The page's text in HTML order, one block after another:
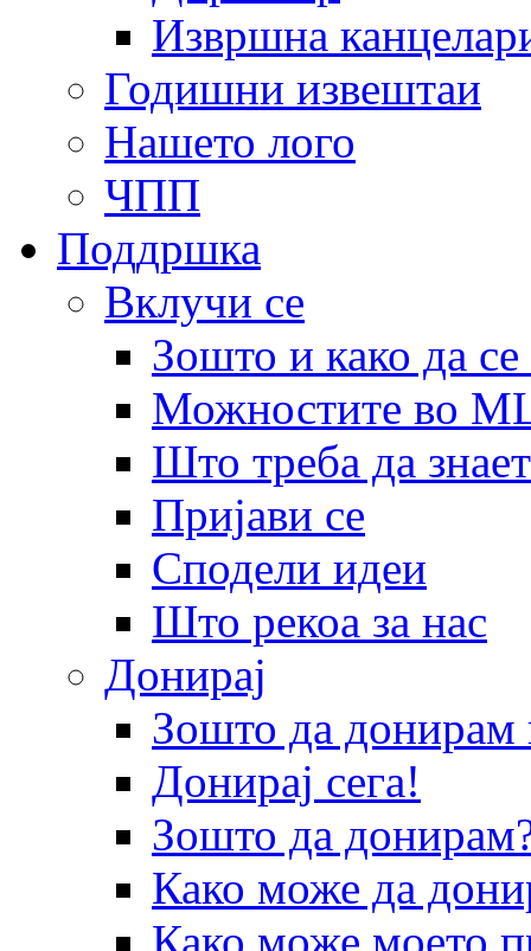
Извршна
Годишни извештаи
Нашето лого
ЧПП
Поддршка
Вклучи се
Зошто и како да
Можностите во
Што треба да
Пријави се
Сподели идеи
Што рекоа за нас
Донирај
Зошто да
Донирај сега!
Зошто да
Како може да
Како може моето